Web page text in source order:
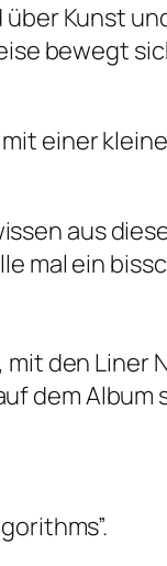
Kunst
bewegt
einer
aus
mal ein
den Liner
dem Album